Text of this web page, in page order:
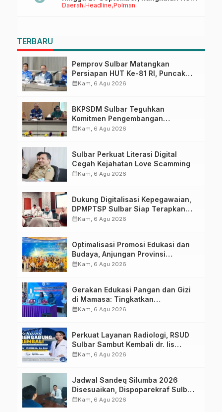
Daerah Headline Polman
Sulbar
TERBARU
Pemprov Sulbar Matangkan
Persiapan HUT Ke-81 RI, Puncak
Upacara di Lapangan Ahmad
calendar_monthKam, 6 Agu 2026
BKPSDM Sulbar Teguhkan
Komitmen Pengembangan
Kompetensi ASN melalui
calendar_monthKam, 6 Agu 2026
Sulbar Perkuat Literasi Digital
Cegah Kejahatan Love Scamming
calendar_monthKam, 6 Agu 2026
Dukung Digitalisasi Kepegawaian,
DPMPTSP Sulbar Siap Terapkan
Aplikasi FLEKSI ASN
calendar_monthKam, 6 Agu 2026
Optimalisasi Promosi Edukasi dan
Budaya, Anjungan Provinsi
Sulawesi Barat Perkuat Kolaborasi
calendar_monthKam, 6 Agu 2026
Gerakan Edukasi Pangan dan Gizi
di Mamasa: Tingkatkan
Pengetahuan dan Keterampilan
calendar_monthKam, 6 Agu 2026
Perkuat Layanan Radiologi, RSUD
Sulbar Sambut Kembali dr. Iis
Imelda, Sp.Rad
calendar_monthKam, 6 Agu 2026
Jadwal Sandeq Silumba 2026
Disesuaikan, Dispoparekraf Sulbar
Pastikan Persiapan Tetap
calendar_monthKam, 6 Agu 2026